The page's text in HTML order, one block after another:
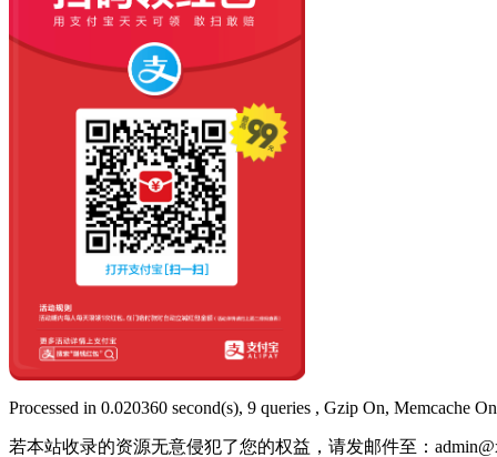
Processed in 0.020360 second(s), 9 queries , Gzip On, Memcache
若本站收录的资源无意侵犯了您的权益，请发邮件至：